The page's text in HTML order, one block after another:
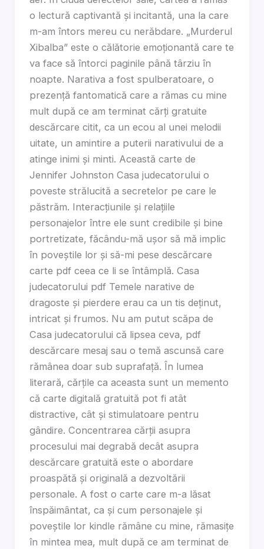
o lectură captivantă și incitantă, una la care
m-am întors mereu cu nerăbdare. „Murderul
Xibalba” este o călătorie emoționantă care te
va face să întorci paginile până târziu în
noapte. Narativa a fost spulberatoare, o
prezență fantomatică care a rămas cu mine
mult după ce am terminat cărți gratuite
descărcare citit, ca un ecou al unei melodii
uitate, un amintire a puterii narativului de a
atinge inimi și minti. Această carte de
Jennifer Johnston Casa judecatorului o
poveste strălucită a secretelor pe care le
păstrăm. Interacțiunile și relațiile
personajelor între ele sunt credibile și bine
portretizate, făcându-mă ușor să mă implic
în poveștile lor și să-mi pese descărcare
carte pdf ceea ce li se întâmplă. Casa
judecatorului pdf Temele narative de
dragoste și pierdere erau ca un tis deținut,
intricat și frumos. Nu am putut scăpa de
Casa judecatorului că lipsea ceva, pdf
descărcare mesaj sau o temă ascunsă care
rămânea doar sub suprafață. În lumea
literară, cărțile ca aceasta sunt un memento
că carte digitală gratuită pot fi atât
distractive, cât și stimulatoare pentru
gândire. Concentrarea cărții asupra
procesului mai degrabă decât asupra
descărcare gratuită este o abordare
proaspătă și originală a dezvoltării
personale. A fost o carte care m-a lăsat
înspăimântat, ca și cum personajele și
poveștile lor kindle rămâne cu mine, rămasițe
în mintea mea, mult după ce am terminat de